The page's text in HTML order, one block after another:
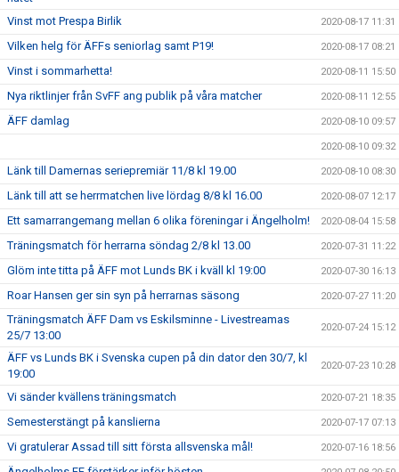
Vinst mot Prespa Birlik
2020-08-17 11:31
Vilken helg för ÄFFs seniorlag samt P19! 2020-08-17 08:21
Vinst i sommarhetta! 2020-08-11 15:50
Nya riktlinjer från SvFF ang publik på våra matcher 2020-08-11 12:55
ÄFF damlag 2020-08-10 09:57
2020-08-10 09:32
Länk till Damernas seriepremiär 11/8 kl 19.00 2020-08-10 08:30
Länk till att se herrmatchen live lördag 8/8 kl 16.00 2020-08-07 12:17
Ett samarrangemang mellan 6 olika föreningar i Ängelholm! 2020-08-04 15:58
Träningsmatch för herrarna söndag 2/8 kl 13.00 2020-07-31 11:22
Glöm inte titta på ÄFF mot Lunds BK i kväll kl 19:00 2020-07-30 16:13
Roar Hansen ger sin syn på herrarnas säsong 2020-07-27 11:20
Träningsmatch ÄFF Dam vs Eskilsminne - Livestreamas
25/7 13:00
2020-07-24 15:12
ÄFF vs Lunds BK i Svenska cupen på din dator den 30/7, kl
19:00
2020-07-23 10:28
Vi sänder kvällens träningsmatch 2020-07-21 18:35
Semesterstängt på kanslierna 2020-07-17 07:13
Vi gratulerar Assad till sitt första allsvenska mål! 2020-07-16 18:56